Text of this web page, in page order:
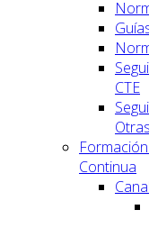
CTE
Continua